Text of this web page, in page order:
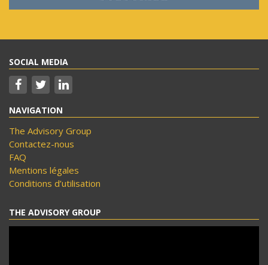
SOCIAL MEDIA
NAVIGATION
The Advisory Group
Contactez-nous
FAQ
Mentions légales
Conditions d’utilisation
THE ADVISORY GROUP